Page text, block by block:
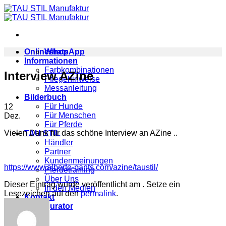
Zum
Inhalt
Onlineshop
Informationen
Farbkombinationen
Pflegehinweise
Messanleitung
Bilderbuch
Für Hunde
Für Menschen
Für Pferde
TAU STIL
Händler
Partner
Kundenmeinungen
Pferdetraining
Über Uns
In den Medien
Kontakt
Konfigurator
WhatsApp
Interview AZine
12
Dez.
Vielen Dank für das schöne Interview an AZine ..
https://www.alberto-pants.com/azine/taustil/
Dieser Eintrag wurde veröffentlicht am . Setze ein
Lesezeichen auf denpermalink.